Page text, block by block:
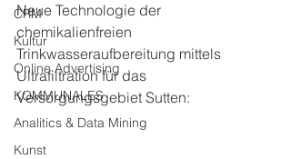
CRM
Kultur
Online Advertising
KOMMUNALES
Analitics & Data Mining
Kunst
Neue Technologie der
chemikalienfreien
Trinkwasseraufbereitung mittels
Ultrafiltration für das
Versorgungsgebiet Sutten: